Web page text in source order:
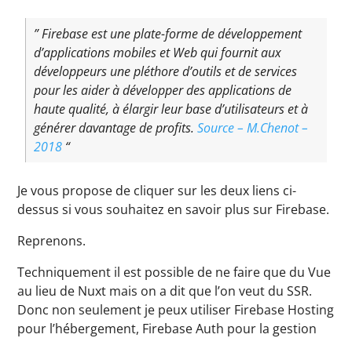
” Firebase est une plate-forme de développement
d’applications mobiles et Web qui fournit aux
développeurs une pléthore d’outils et de services
pour les aider à développer des applications de
haute qualité, à élargir leur base d’utilisateurs et à
générer davantage de profits.Source – M.Chenot –
2018 “
Je vous propose de cliquer sur les deux liens ci-
dessus si vous souhaitez en savoir plus sur Firebase.
Reprenons.
Techniquement il est possible de ne faire que du Vue
au lieu de Nuxt mais on a dit que l’on veut du SSR.
Donc non seulement je peux utiliser Firebase Hosting
pour l’hébergement, Firebase Auth pour la gestion